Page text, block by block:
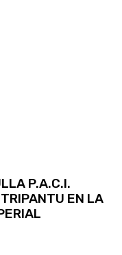
P.A.C.I.
EN LA